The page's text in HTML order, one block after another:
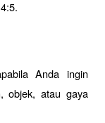
Anda ingin
objek, atau gaya